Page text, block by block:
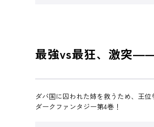
最強vs最狂、激突
ダバ国に囚われた姉を救うため、王
ダークファンタジー第4巻！